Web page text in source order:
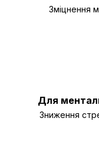
Для
Зниження
Зміцнення